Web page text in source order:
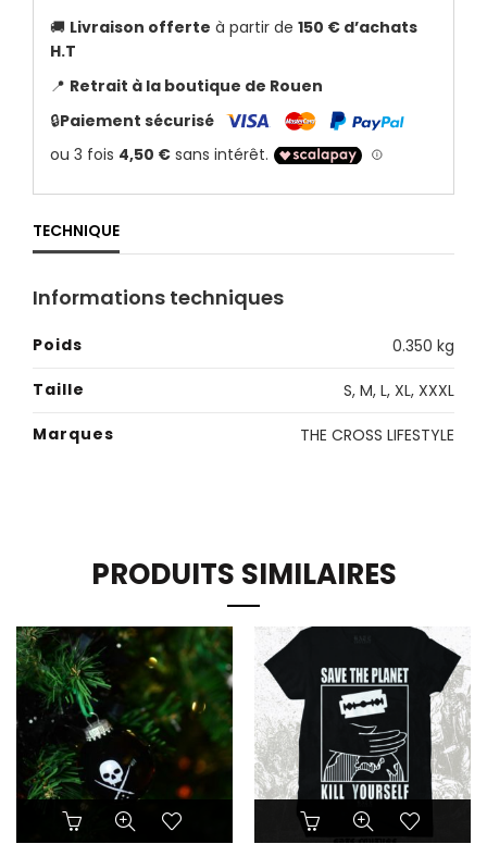
🚚 Livraison offerte à partir de 150 € d’achats
H.T
📍 Retrait à la boutique de Rouen
🔒Paiement sécurisé
TECHNIQUE
Informations techniques
Poids
0.350 kg
Taille
S, M, L, XL, XXXL
Marques
THE CROSS LIFESTYLE
PRODUITS SIMILAIRES
Ce
produit